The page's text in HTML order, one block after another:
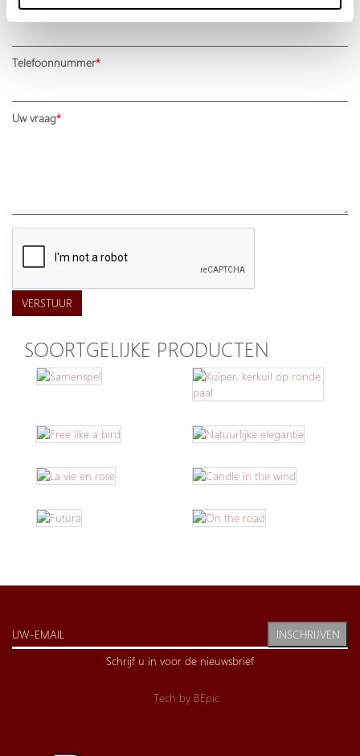
Emailadres
Telefoonnummer
Uw vraag
VERSTUUR
SOORTGELIJKE PRODUCTEN
INSCHRIJVEN
Schrijf u in voor de nieuwsbrief
Tech by BEpic